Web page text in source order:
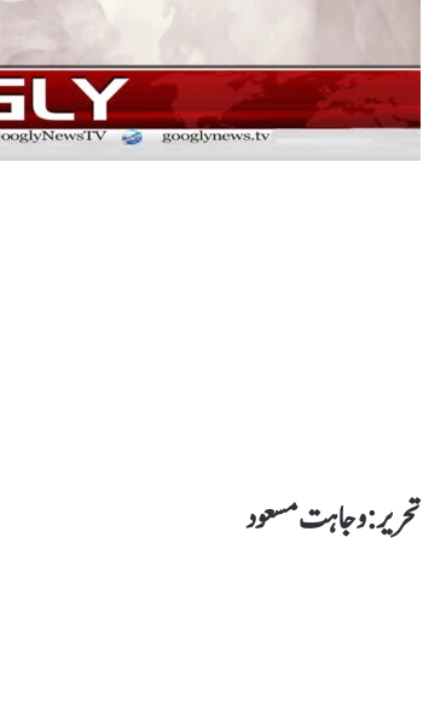
تحریر : وجاہت مسعود